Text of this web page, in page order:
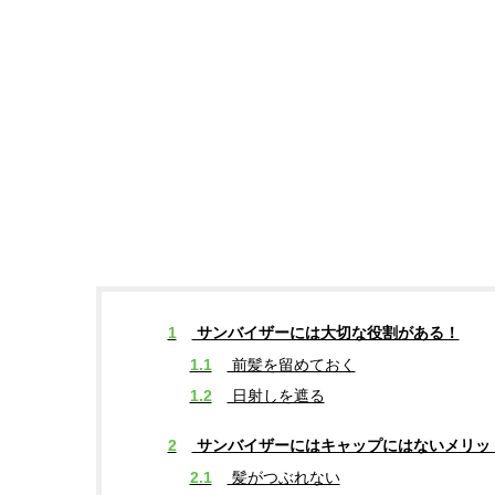
1
サンバイザーには大切な役割がある！
1.1
前髪を留めておく
1.2
日射しを遮る
2
サンバイザーにはキャップにはないメリッ
2.1
髪がつぶれない